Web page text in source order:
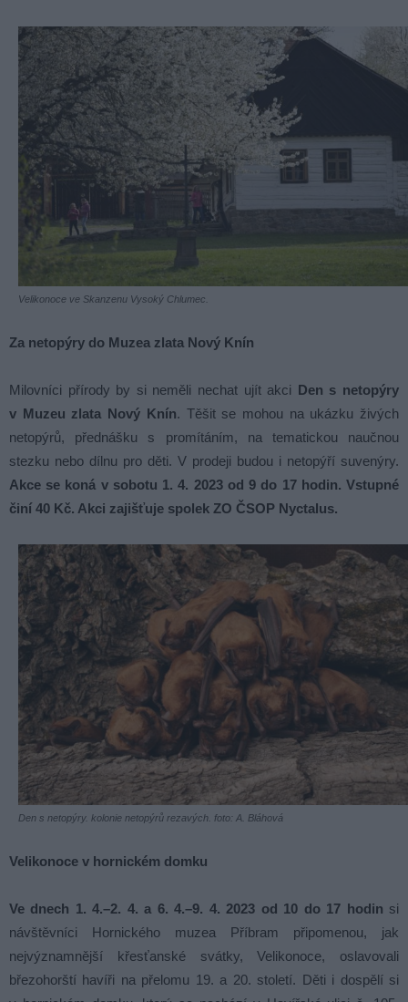
Velikonoce ve Skanzenu Vysoký Chlumec.
Za netopýry do Muzea zlata Nový Knín
Milovníci přírody by si neměli nechat ujít akci Den s netopýry
v Muzeu zlata Nový Knín. Těšit se mohou na ukázku živých
netopýrů, přednášku s promítáním, na tematickou naučnou
stezku nebo dílnu pro děti. V prodeji budou i netopýří suvenýry.
Akce se koná v sobotu 1. 4. 2023 od 9 do 17 hodin. Vstupné
činí 40 Kč. Akci zajišťuje spolek ZO ČSOP Nyctalus.
Den s netopýry. kolonie netopýrů rezavých. foto: A. Bláhová
Velikonoce v hornickém domku
Ve dnech 1. 4.–2. 4. a 6. 4.–9. 4. 2023 od 10 do 17 hodin si
návštěvníci Hornického muzea Příbram připomenou, jak
nejvýznamnější křesťanské svátky, Velikonoce, oslavovali
březohorští havíři na přelomu 19. a 20. století. Děti i dospělí si